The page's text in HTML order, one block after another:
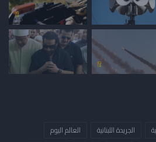
الجريدة اللبنانية
العالم اليوم